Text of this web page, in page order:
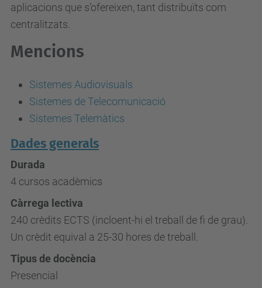
aplicacions que s’ofereixen, tant distribuïts com
centralitzats.
Mencions
Sistemes Audiovisuals
Sistemes de Telecomunicació
Sistemes Telemàtics
Dades generals
Durada
4 cursos acadèmics
Càrrega lectiva
240 crèdits ECTS (incloent-hi el treball de fi de grau).
Un crèdit equival a 25-30 hores de treball.
Tipus de docència
Presencial